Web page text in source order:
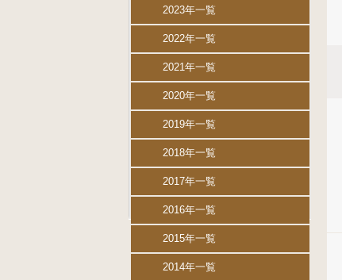
2023年一覧
2022年一覧
2021年一覧
2020年一覧
2019年一覧
2018年一覧
2017年一覧
2016年一覧
2015年一覧
2014年一覧